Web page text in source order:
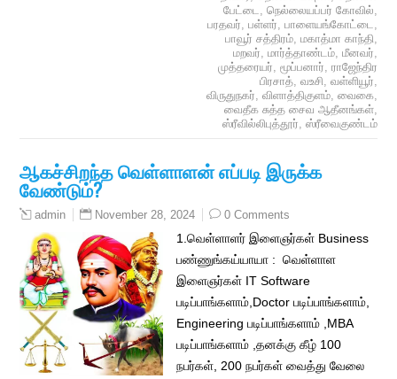
பேட்டை, நெல்லையப்பர் கோவில்,
பரதவர், பள்ளர், பாளையங்கோட்டை,
பாவூர் சத்திரம், மகாத்மா காந்தி,
மறவர், மார்த்தாண்டம், மீனவர்,
முத்தரையர், மூப்பனார், ராஜேந்திர
பிரசாத், வஉசி, வள்ளியூர்,
விருதுநகர், விளாத்திகுளம், வைகை,
வைதீக சுத்த சைவ ஆதீனங்கள்,
ஸ்ரீவில்லிபுத்தூர், ஸ்ரீவைகுண்டம்
ஆகச்சிறந்த வெள்ளாளன் எப்படி இருக்க
வேண்டும்?
admin November 28, 2024 0 Comments
1.வெள்ளாளர் இளைஞர்கள் Business
பண்ணுங்கய்யாயா : வெள்ளாள
இளைஞர்கள் IT Software
படிப்பாங்களாம்,Doctor படிப்பாங்களாம்,
Engineering படிப்பாங்களாம் ,MBA
படிப்பாங்களாம் ,தனக்கு கீழ் 100
நபர்கள், 200 நபர்கள் வைத்து வேலை